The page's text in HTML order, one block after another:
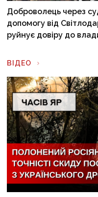
Доброволець через
допомогу від
руйнує довіру до
ВІДЕО